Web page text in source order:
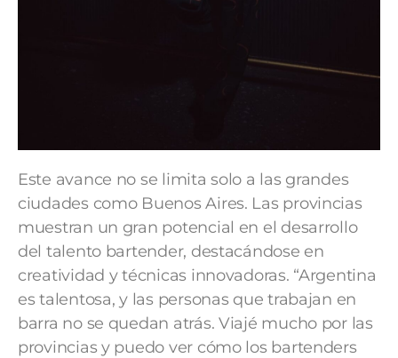
Este avance no se limita solo a las grandes
ciudades como Buenos Aires. Las provincias
muestran un gran potencial en el desarrollo
del talento bartender, destacándose en
creatividad y técnicas innovadoras. “Argentina
es talentosa, y las personas que trabajan en
barra no se quedan atrás. Viajé mucho por las
provincias y puedo ver cómo los bartenders